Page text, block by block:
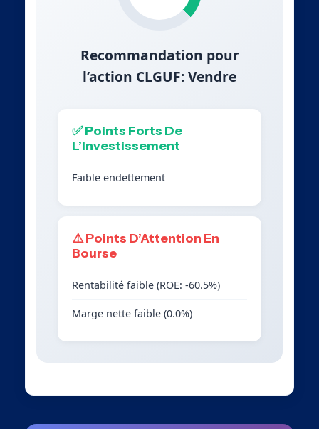
Recommandation pour
l’action CLGUF: Vendre
✅ Points Forts De
L’Investissement
Faible endettement
⚠️ Points D’Attention En
Bourse
Rentabilité faible (ROE: -60.5%)
Marge nette faible (0.0%)